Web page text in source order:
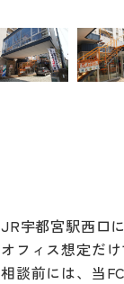
JR宇都宮駅西口
オフィス想定だ
相談前には、当